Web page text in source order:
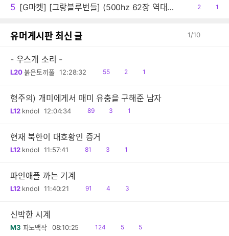
5 [G마켓] [그랑블루번들] (500hz 62장 역대가) MSI MAG 272QP QD-OLED X50 WQHD 500 모니터 (최종:620,160원)
공
2
댓1
유머게시판 최신 글 1/10
- 우스개 소리 -
L20 붉은토끼풀 12:28:32
읽
55
공
2
댓1
혐주의) 개미에게서 매미 유충을 구해준 남자
L12 kndol 12:04:34
읽
89
공
3
댓1
현재 북한이 대호황인 증거
L12 kndol 11:57:41
읽
81
공
3
댓1
파인애플 까는 기계
L12 kndol 11:40:21
읽
91
공
4
댓
3
신박한 시계
M3 파노백작 08:10:25
읽
124
공
5
댓
5